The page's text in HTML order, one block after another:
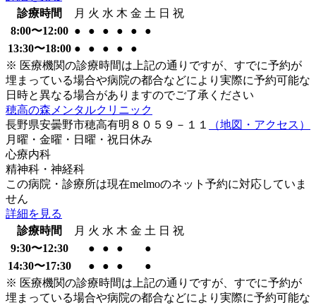
診療時間
月 火 水 木 金 土 日 祝
8:00〜12:00 ● ● ● ● ●
●
13:30〜18:00 ● ● ● ●
●
※ 医療機関の診療時間は上記の通りですが、すでに予約が
埋まっている場合や病院の都合などにより実際に予約可能な
日時と異なる場合がありますのでご了承ください
穂高の森メンタルクリニック
長野県安曇野市穂高有明８０５９－１１
（地図・アクセス）
月曜・金曜・日曜・祝日 休み
心療内科
精神科・神経科
この病院・診療所は現在melmoのネット予約に対応していま
せん
詳細を見る
診療時間
月 火 水 木 金 土 日 祝
9:30〜12:30
● ● ●
●
14:30〜17:30
● ● ●
●
※ 医療機関の診療時間は上記の通りですが、すでに予約が
埋まっている場合や病院の都合などにより実際に予約可能な